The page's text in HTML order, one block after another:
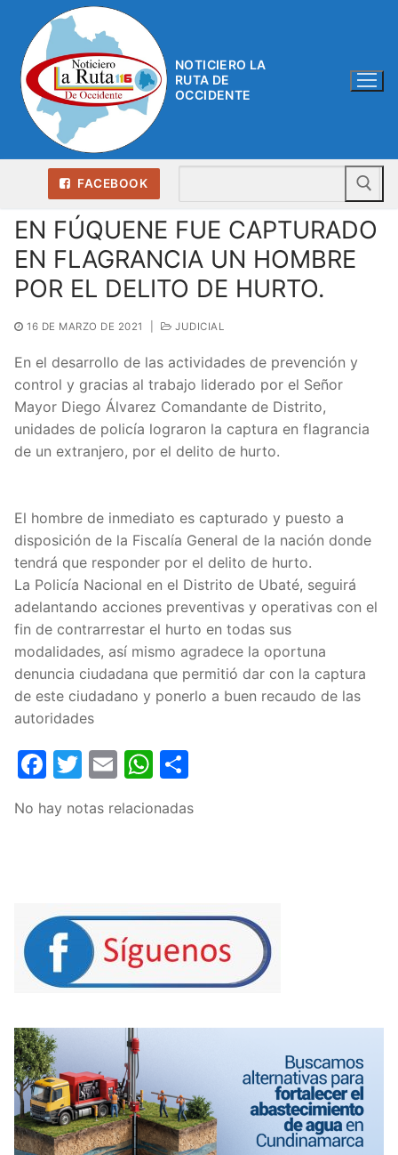
contenido
NOTICIERO LA
RUTA DE
OCCIDENTE
FACEBOOK
EN FÚQUENE FUE CAPTURADO
EN FLAGRANCIA UN HOMBRE
POR EL DELITO DE HURTO.
16 DE MARZO DE 2021 JUDICIAL
En el desarrollo de las actividades de prevención y
control y gracias al trabajo liderado por el Señor
Mayor Diego Álvarez Comandante de Distrito,
unidades de policía lograron la captura en flagrancia
de un extranjero, por el delito de hurto.
El hombre de inmediato es capturado y puesto a
disposición de la Fiscalía General de la nación donde
tendrá que responder por el delito de hurto.
La Policía Nacional en el Distrito de Ubaté, seguirá
adelantando acciones preventivas y operativas con el
fin de contrarrestar el hurto en todas sus
modalidades, así mismo agradece la oportuna
denuncia ciudadana que permitió dar con la captura
de este ciudadano y ponerlo a buen recaudo de las
autoridades
Facebook
Twitter
EmailWhatsApp
No hay notas relacionadas